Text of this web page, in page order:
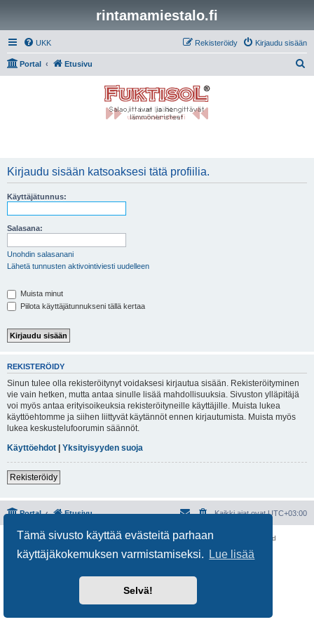
Tämä sivusto käyttää evästeitä parhaan
käyttäjäkokemuksen varmistamiseksi.
Lue lisää
Selvä!
rintamamiestalo.fi
UKK Kirjaudu sisään
Rekisteröidy
Portal Etusivu
Kirjaudu sisään katsoaksesi tätä profiilia.
Käyttäjätunnus:
Salasana:
Unohdin salasanani
Lähetä tunnusten aktivointiviesti uudelleen
Muista minut
Piilota käyttäjätunnukseni tällä kertaa
REKISTERÖIDY
Sinun tulee olla rekisteröitynyt voidaksesi kirjautua sisään. Rekisteröityminen
vie vain hetken, mutta antaa sinulle lisää mahdollisuuksia. Sivuston ylläpitäjä
voi myös antaa erityisoikeuksia rekisteröityneille käyttäjille. Muista lukea
käyttöehtomme ja siihen liittyvät käytännöt ennen kirjautumista. Muista myös
lukea keskustelufoorumin säännöt.
Käyttöehdot | Yksityisyyden suoja
Rekisteröidy
Portal Etusivu Kaikki ajat ovatUTC+03:00
Keskustelufoorumin ohjelmistophpBB® Forum Software © phpBB Limited
Käännös: phpBB Suomi (lurttinen, harritapio, Pettis)